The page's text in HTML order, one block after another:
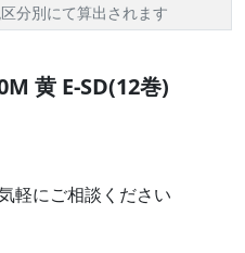
分別にて算出されます
黄 E-SD(12巻)
軽にご相談ください